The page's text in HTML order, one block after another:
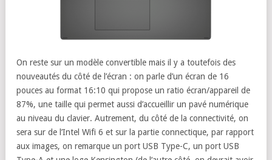
On reste sur un modèle convertible mais il y a toutefois des
nouveautés du côté de l’écran : on parle d’un écran de 16
pouces au format 16:10 qui propose un ratio écran/appareil de
87%, une taille qui permet aussi d’accueillir un pavé numérique
au niveau du clavier. Autrement, du côté de la connectivité, on
sera sur de l’Intel Wifi 6 et sur la partie connectique, par rapport
aux images, on remarque un port USB Type-C, un port USB